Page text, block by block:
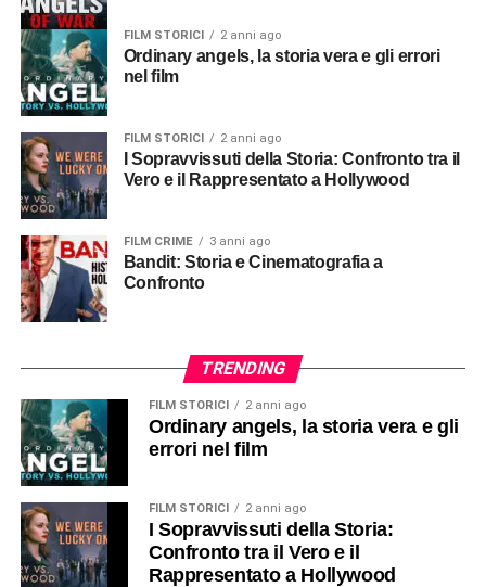
FILM STORICI 2 anni ago
Ordinary angels, la storia vera e gli errori
nel film
FILM STORICI 2 anni ago
Vero e il Rappresentato a Hollywood
FILM CRIME 3 anni ago
Bandit: Storia e Cinematografia a
Confronto
TRENDING
FILM STORICI 2 anni ago
Ordinary angels, la storia vera e gli
errori nel film
FILM STORICI 2 anni ago
I Sopravvissuti della Storia:
Confronto tra il Vero e il
Rappresentato a Hollywood